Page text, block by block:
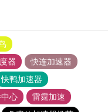
器
快连加速器
快鸭加速器
心
雷霆加速